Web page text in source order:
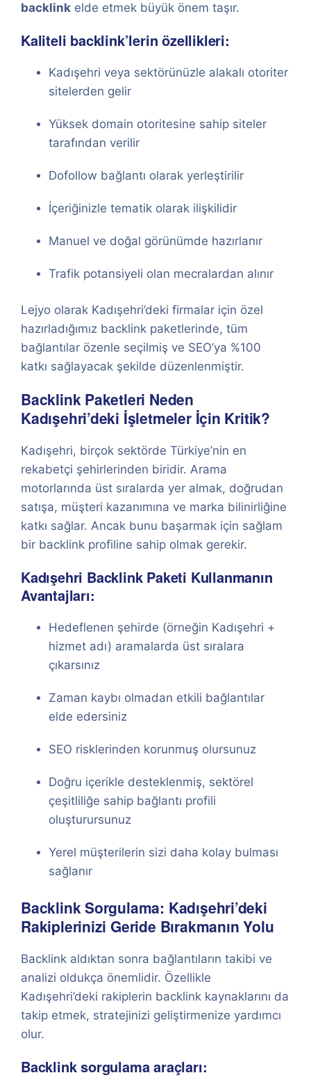
backlink elde etmek büyük önem taşır.
Kaliteli backlink’lerin özellikleri:
Kadışehri veya sektörünüzle alakalı otoriter
sitelerden gelir
Yüksek domain otoritesine sahip siteler
tarafından verilir
Dofollow bağlantı olarak yerleştirilir
İçeriğinizle tematik olarak ilişkilidir
Manuel ve doğal görünümde hazırlanır
Trafik potansiyeli olan mecralardan alınır
Lejyo olarak Kadışehri’deki firmalar için özel
hazırladığımız backlink paketlerinde, tüm
bağlantılar özenle seçilmiş ve SEO’ya %100
katkı sağlayacak şekilde düzenlenmiştir.
Backlink Paketleri Neden
Kadışehri’deki İşletmeler İçin Kritik?
Kadışehri, birçok sektörde Türkiye’nin en
rekabetçi şehirlerinden biridir. Arama
motorlarında üst sıralarda yer almak, doğrudan
satışa, müşteri kazanımına ve marka bilinirliğine
katkı sağlar. Ancak bunu başarmak için sağlam
bir backlink profiline sahip olmak gerekir.
Kadışehri Backlink Paketi Kullanmanın
Avantajları:
Hedeflenen şehirde (örneğin Kadışehri +
hizmet adı) aramalarda üst sıralara
çıkarsınız
Zaman kaybı olmadan etkili bağlantılar
elde edersiniz
SEO risklerinden korunmuş olursunuz
Doğru içerikle desteklenmiş, sektörel
çeşitliliğe sahip bağlantı profili
oluşturursunuz
Yerel müşterilerin sizi daha kolay bulması
sağlanır
Backlink Sorgulama: Kadışehri’deki
Rakiplerinizi Geride Bırakmanın Yolu
Backlink aldıktan sonra bağlantıların takibi ve
analizi oldukça önemlidir. Özellikle
Kadışehri’deki rakiplerin backlink kaynaklarını da
takip etmek, stratejinizi geliştirmenize yardımcı
olur.
Backlink sorgulama araçları: